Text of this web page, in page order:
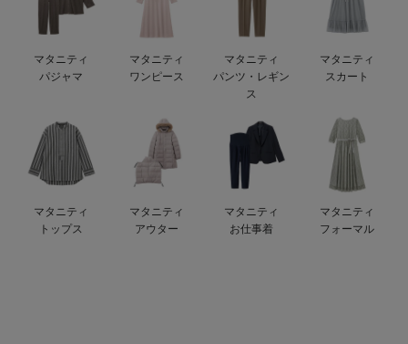
快適機能ウェア特集 ボトムス
快適機能ウェア特集 パジャマ
安心の日本製。先輩ママが買ってよかった！本当に必要な出産準備品
ハレの日に着るANGELIEBEのセレモニー
買って正解！高評価レビューアイテム
長く使えるアイテム
お部屋映えアイテム
マタニティ
パジャマ
マタニティ
ワンピース
マタニティ
パンツ・レギン
ス
マタニティ
スカート
マタニティ
トップス
マタニティ
アウター
マタニティ
お仕事着
マタニティ
フォーマル